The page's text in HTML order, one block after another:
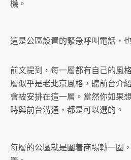
機。
這是公區設置的緊急呼叫電話，
前文提到，每一層都有自己的風
層似乎是老北京風格，聽前台介
會被安排在這一層。當然你如果
時與前台溝通，都是可以選的。
每層的公區就是圍着商場轉一圈